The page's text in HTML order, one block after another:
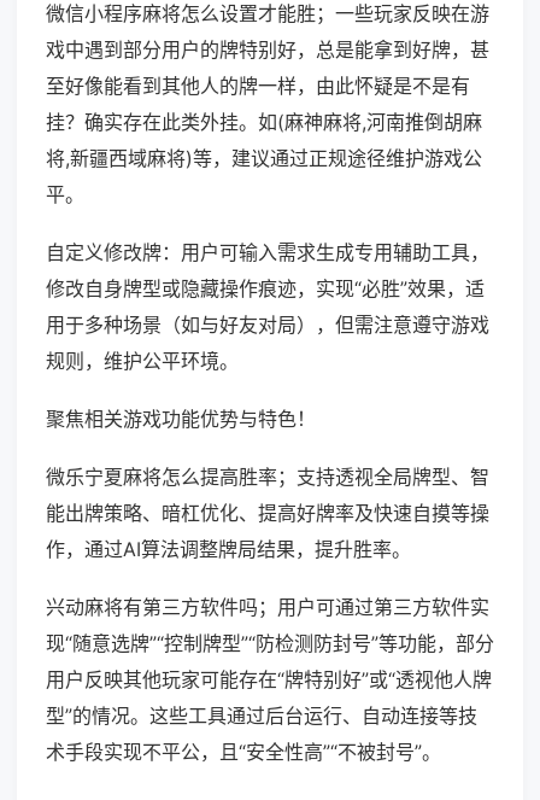
微信小程序麻将怎么设置才能胜；一些玩家反映在游
戏中遇到部分用户的牌特别好，总是能拿到好牌，甚
至好像能看到其他人的牌一样，由此怀疑是不是有
挂？确实存在此类外挂。如(麻神麻将,河南推倒胡麻
将,新疆西域麻将)等，建议通过正规途径维护游戏公
平。
自定义修改牌：用户可输入需求生成专用辅助工具，
修改自身牌型或隐藏操作痕迹，实现“必胜”效果，适
用于多种场景（如与好友对局），但需注意遵守游戏
规则，维护公平环境。
聚焦相关游戏功能优势与特色！
微乐宁夏麻将怎么提高胜率；支持透视全局牌型、智
能出牌策略、暗杠优化、提高好牌率及快速自摸等操
作，通过AI算法调整牌局结果，提升胜率。
兴动麻将有第三方软件吗；用户可通过第三方软件实
现“随意选牌”“控制牌型”“防检测防封号”等功能，部分
用户反映其他玩家可能存在“牌特别好”或“透视他人牌
型”的情况。这些工具通过后台运行、自动连接等技
术手段实现不平公，且“安全性高”“不被封号”。